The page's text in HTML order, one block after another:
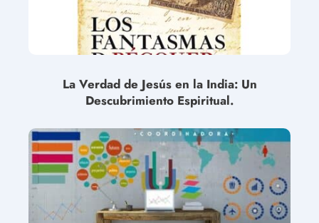
La Verdad de Jesús en la India: Un
Descubrimiento Espiritual.